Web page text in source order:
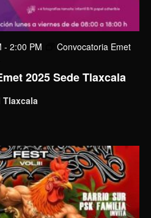
2025 Sede Tlaxcala
- 2:00 PM
Convocatoria Emet